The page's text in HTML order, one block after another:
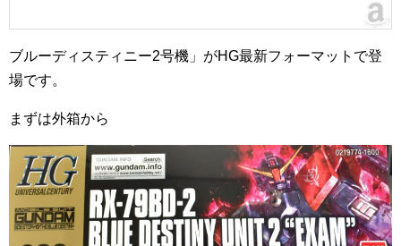
ブルーディスティニー2号機」がHG最新フォーマットで登
場です。
まずは外箱から